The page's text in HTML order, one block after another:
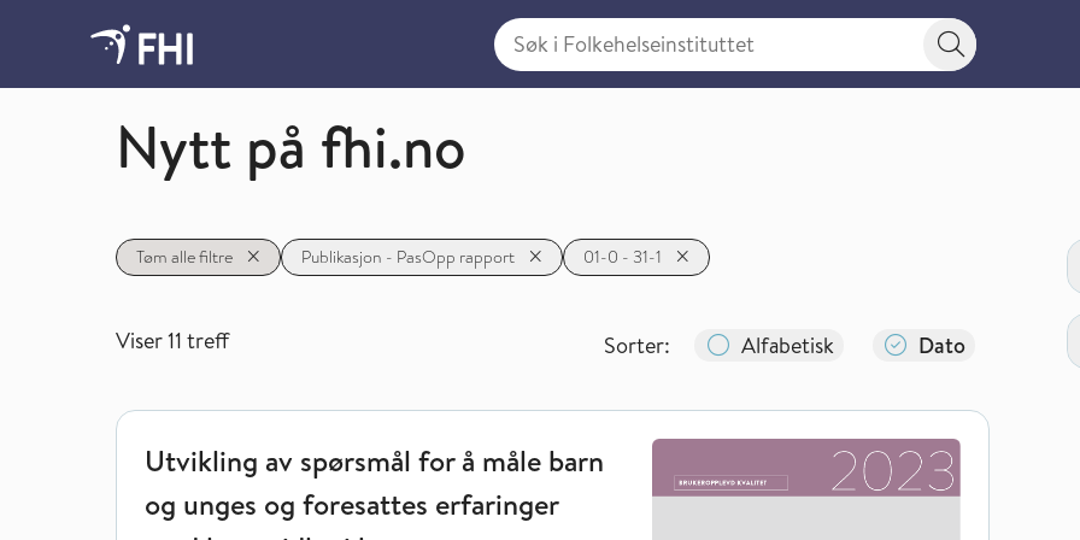
Søk i Folkehelseinstituttet
Søkeknapp
Folkehelseinstituttet
Nytt på fhi.no
Tøm alle filtre Publikasjon - PasOpp rapport 01-0 - 31-1
Viser11 treff Sorter: Alfabetisk Dato
Utvikling av spørsmål for å måle barn og unges og foresattes erfaringer med legemidler i barne- og
Utvikling av spørsmål for å måle barn
og unges og foresattes erfaringer